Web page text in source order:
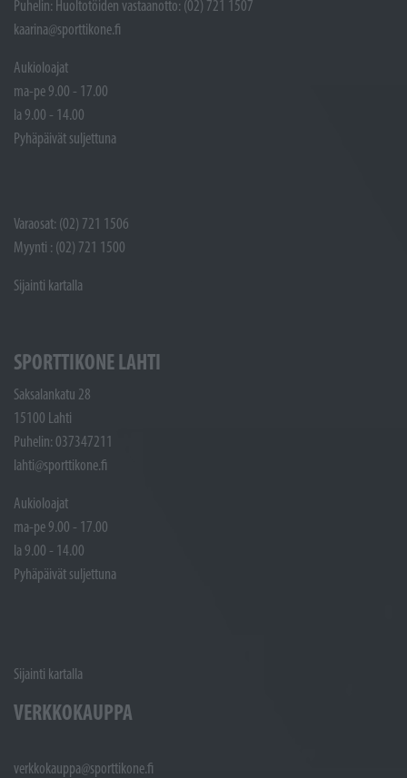
Puhelin: Huoltotöiden vastaanotto: (02) 721 1507
kaarina@sporttikone.fi
Aukioloajat
ma-pe 9.00 - 17.00
la 9.00 - 14.00
Pyhäpäivät suljettuna
Varaosat: (02) 721 1506
Myynti : (02) 721 1500
Sijainti kartalla
SPORTTIKONE LAHTI
Saksalankatu 28
15100 Lahti
Puhelin: 037347211
lahti@sporttikone.fi
Aukioloajat
ma-pe 9.00 - 17.00
la 9.00 - 14.00
Pyhäpäivät suljettuna
Sijainti kartalla
VERKKOKAUPPA
verkkokauppa@sporttikone.fi